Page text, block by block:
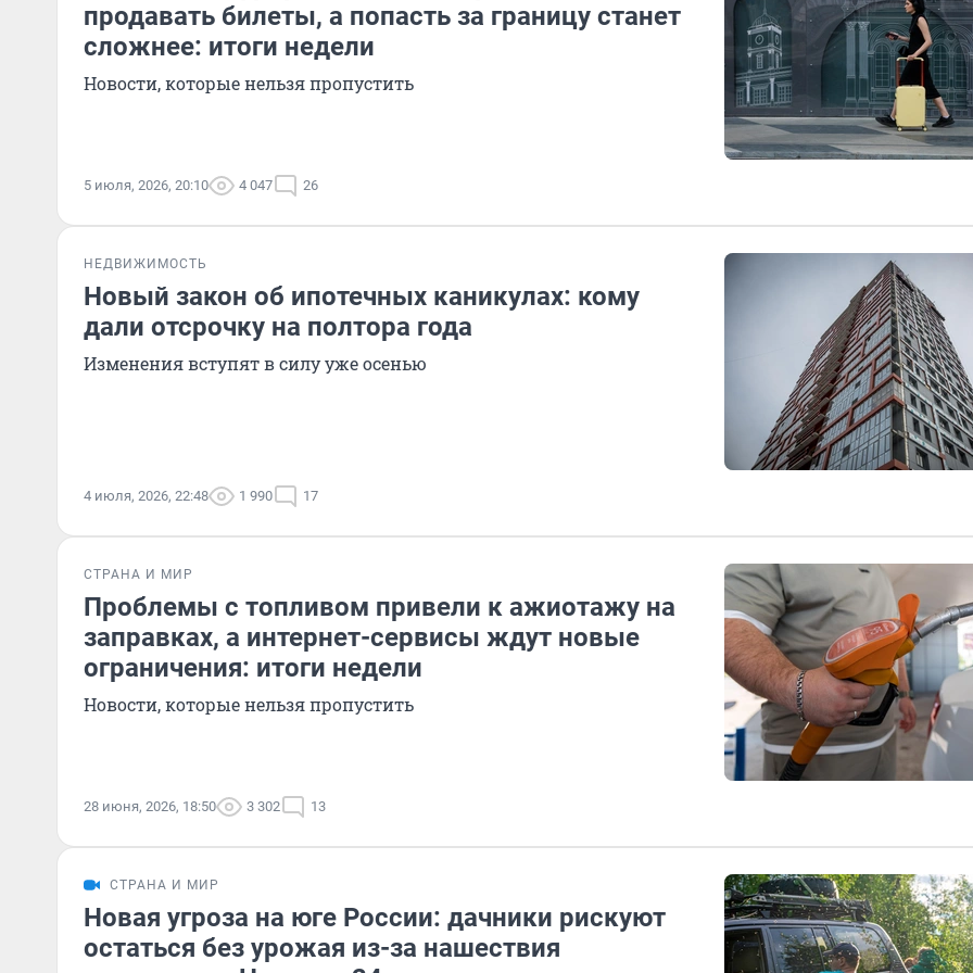
продавать билеты, а попасть за границу станет
сложнее: итоги недели
Новости, которые нельзя пропустить
5 июля, 2026, 20:10 4 047 26
НЕДВИЖИМОСТЬ
Новый закон об ипотечных каникулах: кому
дали отсрочку на полтора года
Изменения вступят в силу уже осенью
4 июля, 2026, 22:48 1 990 17
СТРАНА И МИР
Проблемы с топливом привели к ажиотажу на
заправках, а интернет-сервисы ждут новые
ограничения: итоги недели
Новости, которые нельзя пропустить
28 июня, 2026, 18:50 3 302 13
СТРАНА И МИР
Новая угроза на юге России: дачники рискуют
остаться без урожая из-за нашествия